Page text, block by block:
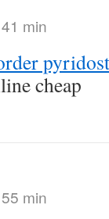
min
cheap
min